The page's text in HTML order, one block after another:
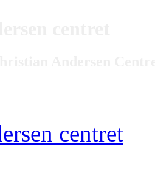
centret